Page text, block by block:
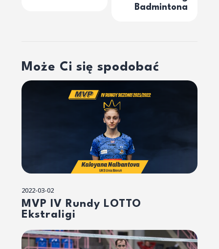
Badmintona
Może Ci się spodobać
2022-03-02
MVP IV Rundy LOTTO
Ekstraligi